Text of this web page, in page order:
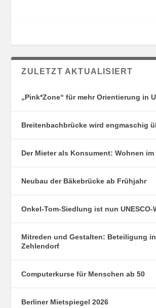
ZULETZT AKTUALISIERT
„Pink*Zone“ für mehr Orientierung in
Breitenbachbrücke wird engmaschig
Der Mieter als Konsument: Wohnen im
Neubau der Bäkebrücke ab Frühjahr
Onkel-Tom-Siedlung ist nun
Mitreden und Gestalten: Beteiligung
Zehlendorf
Computerkurse für Menschen ab 50
Berliner Mietspiegel 2026